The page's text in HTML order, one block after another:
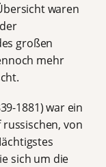
waren
großen
mehr
1881) war ein
von
sich um die